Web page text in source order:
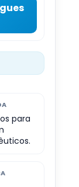
para